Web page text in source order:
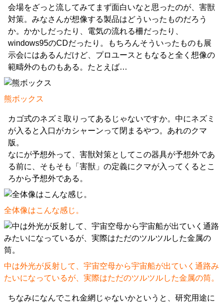
会場をざっと流してみてまず面白いなと思ったのが、害獣
対策。みなさんが想像する製品はどういったものだろう
か。かかしだったり、電気の流れる柵だったり、
windows95のCDだったり。もちろんそういったものも展
示会にはあるんだけど、プロユースともなると全く想像の
範疇外のものもある。たとえば…
熊ボックス
カゴ式のネズミ取りってあるじゃないですか。中にネズミ
が入ると入口がカシャーンって閉まるやつ。あれのクマ
版。
なにが予想外って、害獣対策としてこの器具が予想外であ
る前に、そもそも「害獣」の定義にクマが入ってくるとこ
ろから予想外である。
全体像はこんな感じ。
中は外光が反射して、宇宙空母から宇宙船が出ていく通路み
たいになっているが、実際はただのツルツルした金属の筒。
ちなみになんでこれ金網じゃないかというと、研究用途に